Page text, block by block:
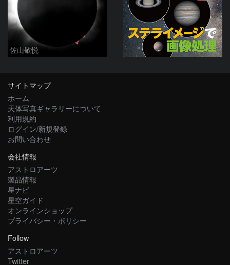
佐山敬悦
サイトマップ
ホーム
天体写真ギャラリーについて
利用規約
ログイン/新規登録
お問い合わせ
会社情報
アストロアーツ
製品情報
星ナビ
星空ガイド
オンラインショップ
プライバシー・ポリシー
Follow
アストロアーツ
Twitter